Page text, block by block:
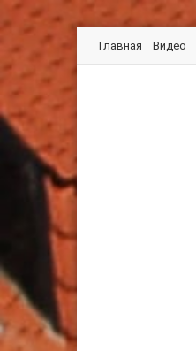
Главная Видео